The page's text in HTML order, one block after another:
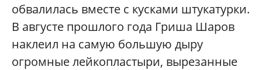
обвалилась вместе с кусками штукатурки.
В августе прошлого года Гриша Шаров
наклеил на самую большую дыру
огромные лейкопластыри, вырезанные